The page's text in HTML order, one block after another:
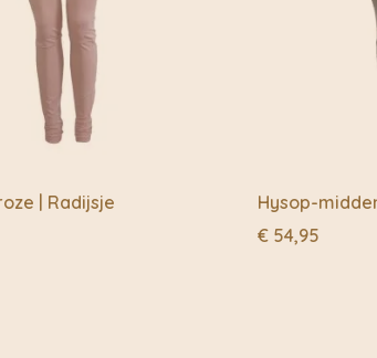
zijn eigen pad uitstippelt….
| Radijsje
Hysop-
€ 54,95